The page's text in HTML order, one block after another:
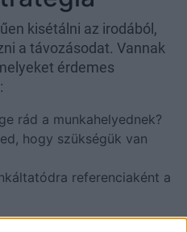
kisétálni az irodából,
a távozásodat. Vannak
érdemes
rád a munkahelyednek?
hogy szükségük van
referenciaként a